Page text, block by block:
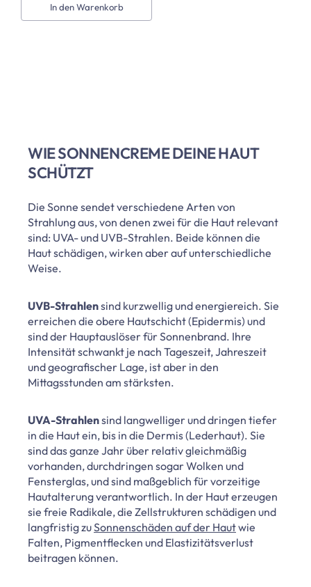
In den Warenkorb
WIE SONNENCREME DEINE HAUT
SCHÜTZT
Die Sonne sendet verschiedene Arten von
Strahlung aus, von denen zwei für die Haut relevant
sind: UVA- und UVB-Strahlen. Beide können die
Haut schädigen, wirken aber auf unterschiedliche
Weise.
UVB-Strahlensind kurzwellig und energiereich. Sie
erreichen die obere Hautschicht (Epidermis) und
sind der Hauptauslöser für Sonnenbrand. Ihre
Intensität schwankt je nach Tageszeit, Jahreszeit
und geografischer Lage, ist aber in den
Mittagsstunden am stärksten.
UVA-Strahlensind langwelliger und dringen tiefer
in die Haut ein, bis in die Dermis (Lederhaut). Sie
sind das ganze Jahr über relativ gleichmäßig
vorhanden, durchdringen sogar Wolken und
Fensterglas, und sind maßgeblich für vorzeitige
Hautalterung verantwortlich. In der Haut erzeugen
sie freie Radikale, die Zellstrukturen schädigen und
langfristig zuSonnenschäden auf der Hautwie
Falten, Pigmentflecken und Elastizitätsverlust
beitragen können.